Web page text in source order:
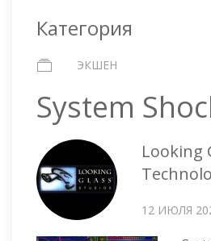
Категория
ЭКШЕН
System
Looking
12 ИЮЛЯ